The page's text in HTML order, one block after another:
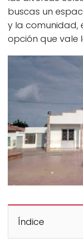
buscas un
y la comunidad,
opción que vale
Índice